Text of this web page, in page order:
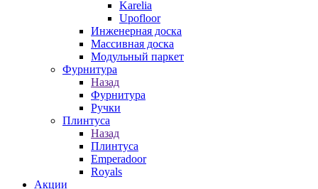
Karelia
Upofloor
Инженерная доска
Массивная доска
Модульный паркет
Фурнитура
Назад
Фурнитура
Ручки
Плинтуса
Назад
Плинтуса
Emperadoor
Royals
Акции